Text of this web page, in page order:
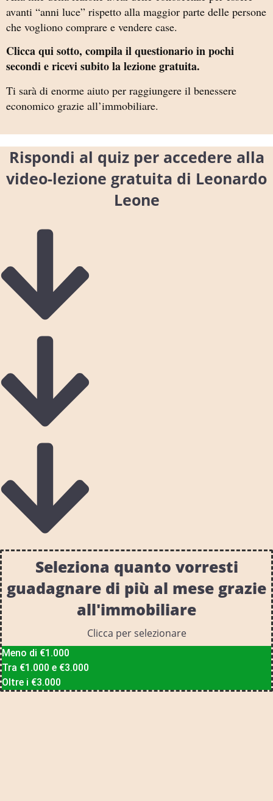
avanti “anni luce” rispetto alla maggior parte delle persone
che vogliono comprare e vendere case.
Clicca qui sotto, compila il questionario in pochi
secondi e ricevi subito la lezione gratuita.
Ti sarà di enorme aiuto per raggiungere il benessere
economico grazie all’immobiliare.
Rispondi al quiz per accedere alla
video-lezione gratuita di Leonardo
Leone
Seleziona quanto vorresti
guadagnare di più al mese grazie
all'immobiliare
Clicca per selezionare
Meno di €1.000
Tra €1.000 e €3.000
Oltre i €3.000